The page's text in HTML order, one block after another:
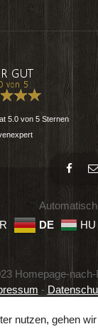
5.0von 5Sternen
DE HU
Homepage-
-
nutzen, gehen